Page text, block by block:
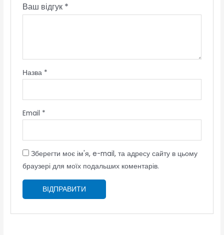
Ваш відгук *
Назва *
Email *
Зберегти моє ім'я, e-mail, та адресу сайту в цьому
браузері для моїх подальших коментарів.